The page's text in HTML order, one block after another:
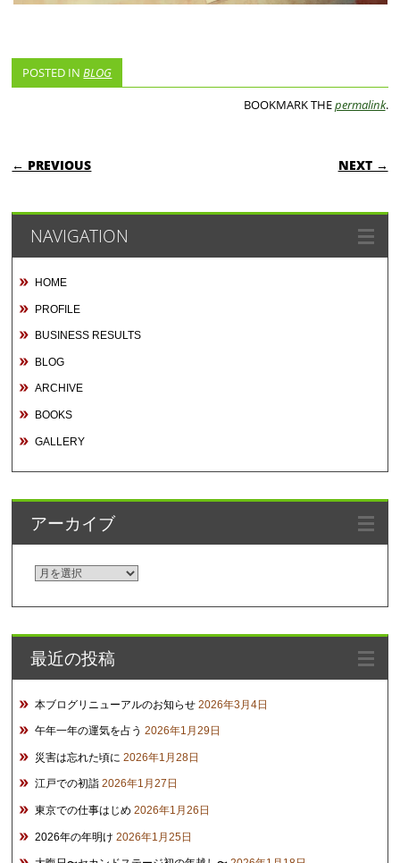
POSTED INBLOG
BOOKMARK THEpermalink.
POST NAVIGATION
← PREVIOUS NEXT →
NAVIGATION
HOME
PROFILE
BUSINESS RESULTS
BLOG
ARCHIVE
BOOKS
GALLERY
アーカイブ
ア
イ
ブ
最近の投稿
本ブログリニューアルのお知らせ 2026年3月4日
午年一年の運気を占う 2026年1月29日
災害は忘れた頃に 2026年1月28日
江戸での初詣 2026年1月27日
東京での仕事はじめ 2026年1月26日
2026年の年明け 2026年1月25日